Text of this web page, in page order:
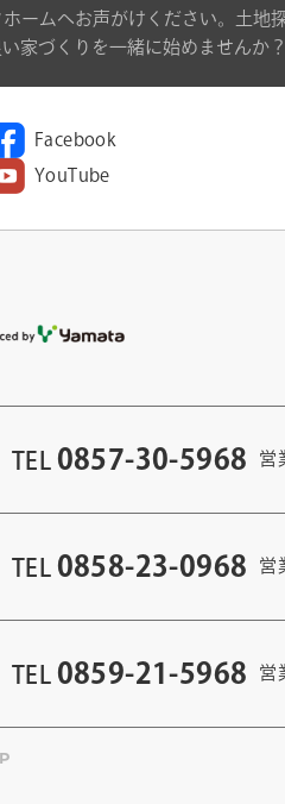
ームへお声がけください。土地
家づくりを一緒に始めませんか？
Facebook
YouTube
TEL 0857-30-5968 営
TEL 0858-23-0968 営
TEL 0859-21-5968 営